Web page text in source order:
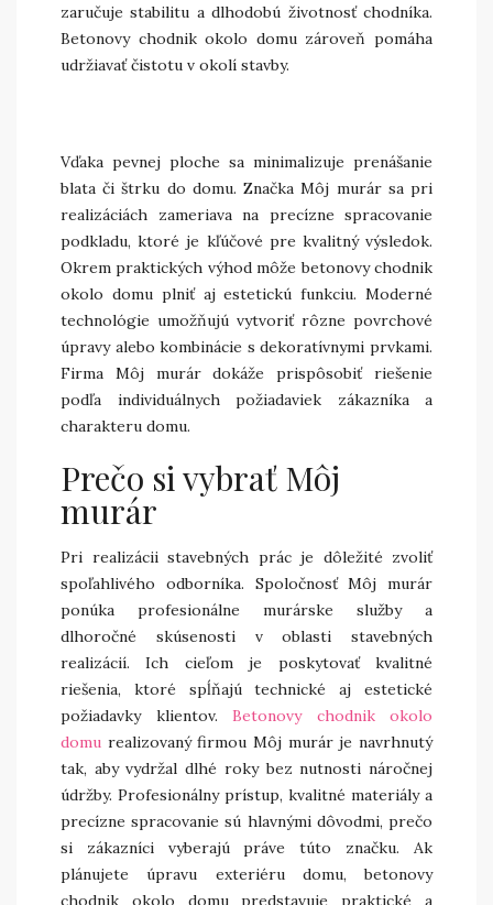
zaručuje stabilitu a dlhodobú životnosť chodníka.
Betonovy chodnik okolo domu zároveň pomáha
udržiavať čistotu v okolí stavby.
Vďaka pevnej ploche sa minimalizuje prenášanie
blata či štrku do domu. Značka Môj murár sa pri
realizáciách zameriava na precízne spracovanie
podkladu, ktoré je kľúčové pre kvalitný výsledok.
Okrem praktických výhod môže betonovy chodnik
okolo domu plniť aj estetickú funkciu. Moderné
technológie umožňujú vytvoriť rôzne povrchové
úpravy alebo kombinácie s dekoratívnymi prvkami.
Firma Môj murár dokáže prispôsobiť riešenie
podľa individuálnych požiadaviek zákazníka a
charakteru domu.
Prečo si vybrať Môj
murár
Pri realizácii stavebných prác je dôležité zvoliť
spoľahlivého odborníka. Spoločnosť Môj murár
ponúka profesionálne murárske služby a
dlhoročné skúsenosti v oblasti stavebných
realizácií. Ich cieľom je poskytovať kvalitné
riešenia, ktoré spĺňajú technické aj estetické
požiadavky klientov. Betonovy chodnik okolo
domu realizovaný firmou Môj murár je navrhnutý
tak, aby vydržal dlhé roky bez nutnosti náročnej
údržby. Profesionálny prístup, kvalitné materiály a
precízne spracovanie sú hlavnými dôvodmi, prečo
si zákazníci vyberajú práve túto značku. Ak
plánujete úpravu exteriéru domu, betonovy
chodnik okolo domu predstavuje praktické a